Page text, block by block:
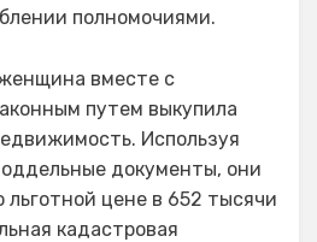
полномочиями.
вместе с
путем выкупила
Используя
документы, они
льготной цене в 652 тысячи
кадастровая